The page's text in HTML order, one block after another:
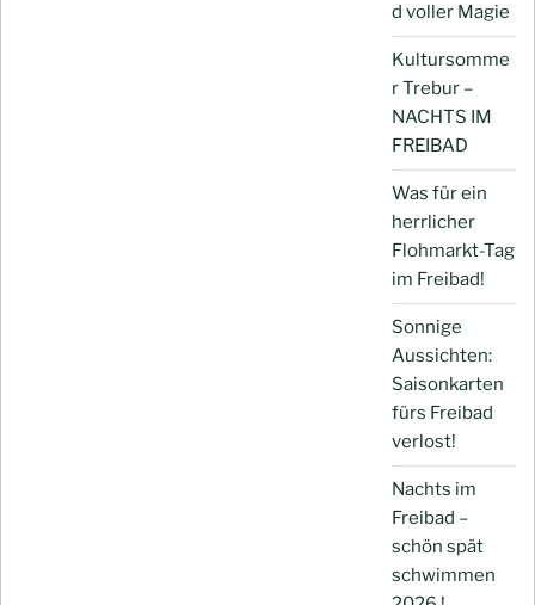
d voller Magie
Kultursomme
r Trebur –
NACHTS IM
FREIBAD
Was für ein
herrlicher
Flohmarkt-Tag
im Freibad!
Sonnige
Aussichten:
Saisonkarten
fürs Freibad
verlost!
Nachts im
Freibad –
schön spät
schwimmen